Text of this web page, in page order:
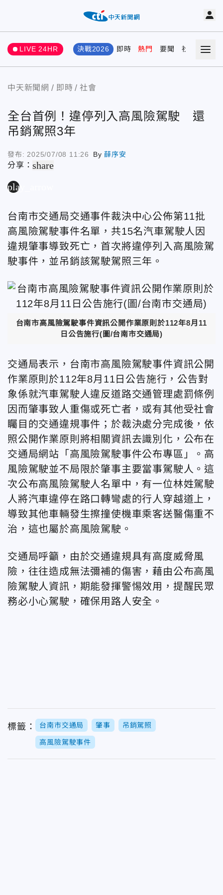
LIVE 24HR 決戰2026 即時 熱門 要聞 社會 娛樂
中天新聞網 即時 社會
全台首例！違停列入高風險駕駛 還
吊銷駕照3年
發布: 2025/07/08 11:26 By薛序安
分享：share
play_arrow
台南市交通局交通事件裁決中心公佈第11批
高風險駕駛事件名單，共15名汽車駕駛人因
違規肇事導致死亡，首次將違停列入高風險駕
駛事件，並吊銷該駕駛駕照三年。
台南市高風險駕駛事件資訊公開作業原則於112年8月11
日公告施行(圖/台南市交通局)
交通局表示，台南市高風險駕駛事件資訊公開
作業原則於112年8月11日公告施行，公告對
象係就汽車駕駛人違反道路交通管理處罰條例
因而肇事致人重傷或死亡者，或有其他受社會
矚目的交通違規事件；於裁決處分完成後，依
照公開作業原則將相關資訊去識別化，公布在
交通局網站「高風險駕駛事件公布專區」
。高
風險駕駛並不局限於肇事主要當事駕駛人。這
次公布高風險駕駛人名單中，有一位林姓駕駛
人將汽車違停在路口轉彎處的行人穿越道上，
導致其他車輛發生擦撞使機車乘客送醫傷重不
治，這也屬於高風險駕駛。
交通局呼籲，由於交通違規具有高度威脅風
險，往往造成無法彌補的傷害，藉由公布高風
險駕駛人資訊，期能發揮警惕效用，提醒民眾
務必小心駕駛，確保用路人安全。
標籤： 台南市交通局 肇事 吊銷駕照
高風險駕駛事件